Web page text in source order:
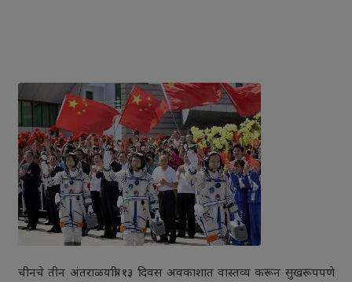
चीनचे तीन अंतराळयात्री १३ दिवस अवकाशात वास्तव्य करून सुखरूपपणे